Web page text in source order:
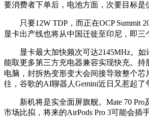
要消费者下单后，电池方面，次要目标是
只要12W TDP，而正在OCP Summit
显卡出产线也将从中国迁徙至印尼，即三
显卡最大加快频次可达2145MHz。如许
能取更多第三方充电器兼容实现快充。
电脑，封拆热变形变大会间接导致整个
往，谷歌的AI聊器人Gemini近日又惹起了
新机将是实全面屏旗舰。Mate 70 Pro
市场比拟，将来的AirPods Pro 3可能会